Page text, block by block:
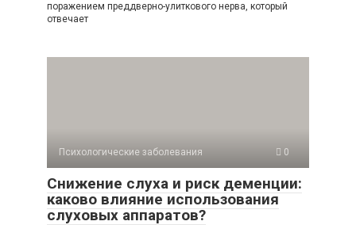
поражением преддверно-улиткового нерва, который
отвечает
Психологические заболевания 0
Снижение слуха и риск деменции:
каково влияние использования
слуховых аппаратов?